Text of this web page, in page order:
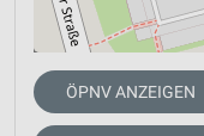
ÖPNV ANZEIGEN